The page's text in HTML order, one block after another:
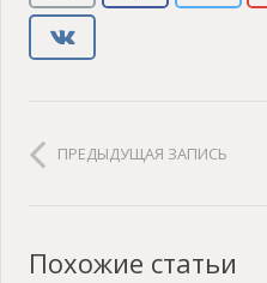
ПРЕДЫДУЩАЯ ЗАПИСЬ
Похожие статьи